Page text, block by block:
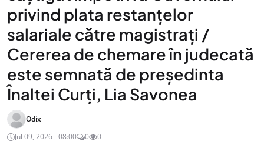
privind plata restanţelor
salariale către magistraţi /
Cererea de chemare în judecată
este semnată de preşedinta
Înaltei Curţi, Lia Savonea
Odix
Jul 09, 2026 - 08:00
0 0